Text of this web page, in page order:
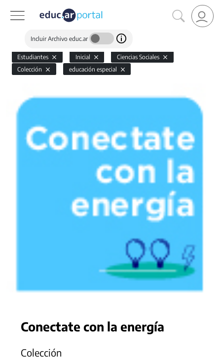
Incluir Archivo educ.ar
Estudiantes Inicial
Ciencias Sociales
Colección
educación especial
Conectate con la energía
Colección